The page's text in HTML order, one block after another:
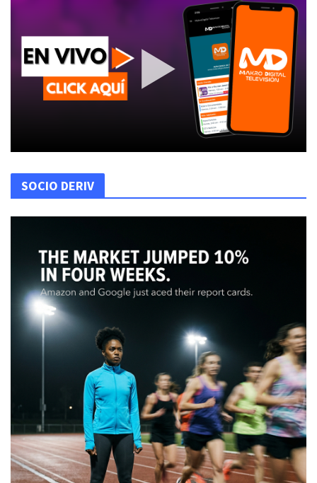
SOCIO DERIV